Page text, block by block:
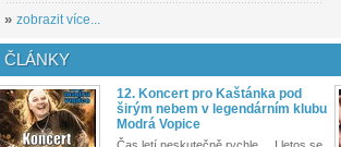
» zobrazit více...
ČLÁNKY
12. Koncert pro Kaštánka pod
širým nebem v legendárním klubu
Modrá Vopice